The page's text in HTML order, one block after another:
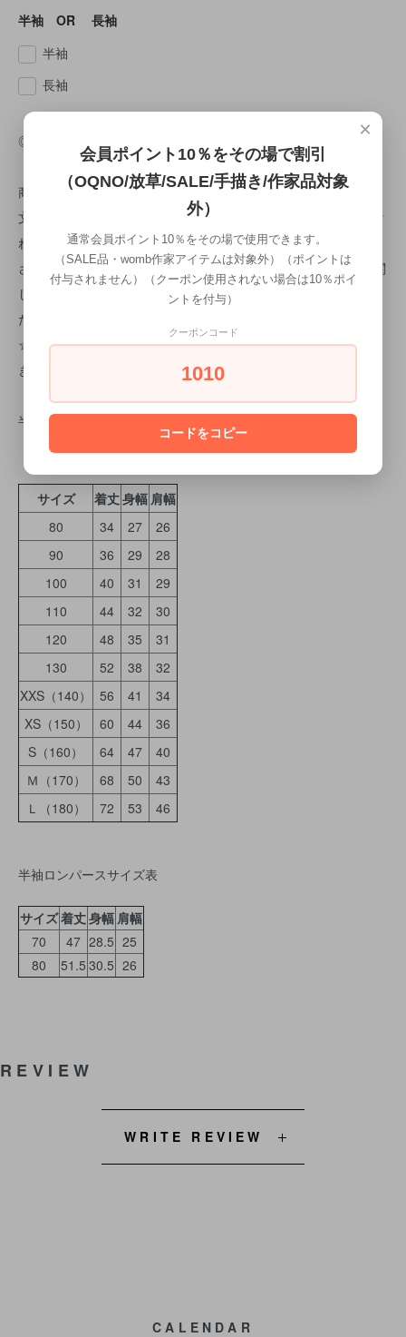
半袖 OR 長袖
半袖
長袖
◎納期について
商品はご注文頂いた時点でオーダー順に作成に入ります。 ご注
文受付日より約1ヵ月後の仕上がりになります。 検品で問題なけ
ればすぐに出荷致します。 商品検品時に不良があった場合は、
さらに10日程お時間をいただきます。 ※手描きのため、納期に関
してのご希望はお伺いすることが難しいため、 予め、ご了承く
ださいませ。
☆手描きTシャツは1枚1枚洗いにかけている為 1枚1枚微妙に大
きさが異なるためご了承お願い致します。
半袖Ｔシャツサイズ表
サイズ 着丈身幅 肩幅
80
34 27
26
90
36 29
28
100
40 31
29
110
44 32
30
120
48 35
31
130
52 38
32
XXS（140）
56 41
34
XS（150）
60 44
36
S（160）
64 47
40
Ｍ（170）
68 50
43
Ｌ（180）
72 53 46
半袖ロンパースサイズ表
サイズ着丈身幅 肩幅
70
47 28.5 25
80
51.5 30.5 26
REVIEW
WRITE REVIEW
CALENDAR
×
会員ポイント10％をその場で割引
（OQNO/放草/SALE/手描き/作家品対象
外）
通常会員ポイント10％をその場で使用できます。
（SALE品・womb作家アイテムは対象外）（ポイントは
付与されません）（クーポン使用されない場合は10％ポイ
ントを付与）
クーポンコード
1010
コードをコピー